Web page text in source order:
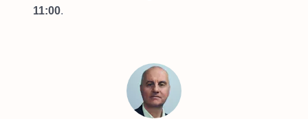
11:00.